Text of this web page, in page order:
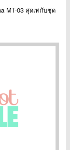
MT-03 สุดเท่กับชุด